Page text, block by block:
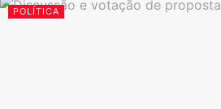
POLÍTICA